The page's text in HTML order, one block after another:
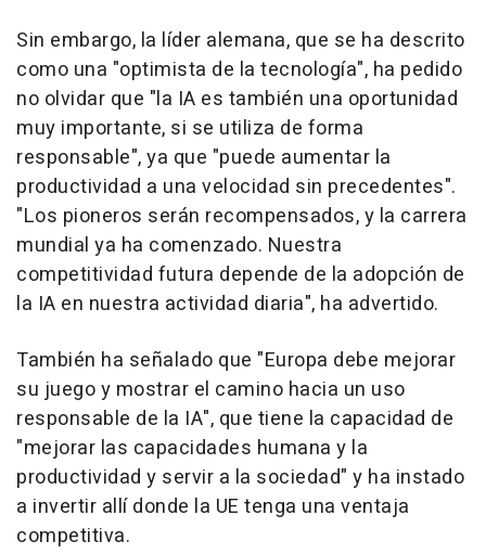
Sin embargo, la líder alemana, que se ha descrito
como una "optimista de la tecnología", ha pedido
no olvidar que "la IA es también una oportunidad
muy importante, si se utiliza de forma
responsable", ya que "puede aumentar la
productividad a una velocidad sin precedentes".
"Los pioneros serán recompensados, y la carrera
mundial ya ha comenzado. Nuestra
competitividad futura depende de la adopción de
la IA en nuestra actividad diaria", ha advertido.
También ha señalado que "Europa debe mejorar
su juego y mostrar el camino hacia un uso
responsable de la IA", que tiene la capacidad de
"mejorar las capacidades humana y la
productividad y servir a la sociedad" y ha instado
a invertir allí donde la UE tenga una ventaja
competitiva.